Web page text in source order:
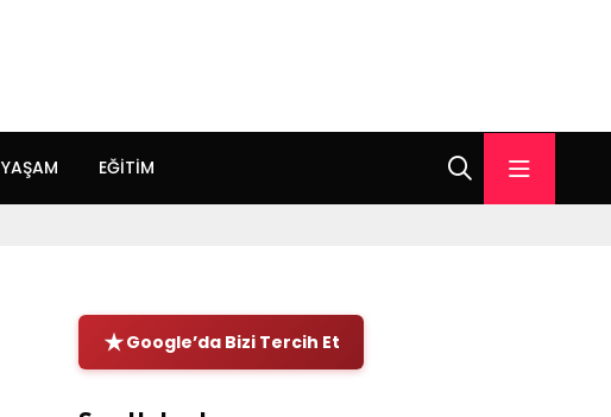
YAŞAM EĞITIM
Google’da Bizi Tercih Et